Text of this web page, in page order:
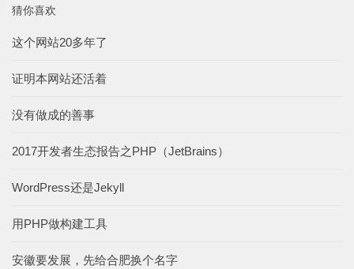
猜你喜欢
这个网站20多年了
证明本网站还活着
没有做成的善事
2017开发者生态报告之PHP（JetBrains）
WordPress还是Jekyll
用PHP做构建工具
安徽要发展，先给合肥换个名字